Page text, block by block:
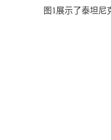
图1展示了泰坦尼